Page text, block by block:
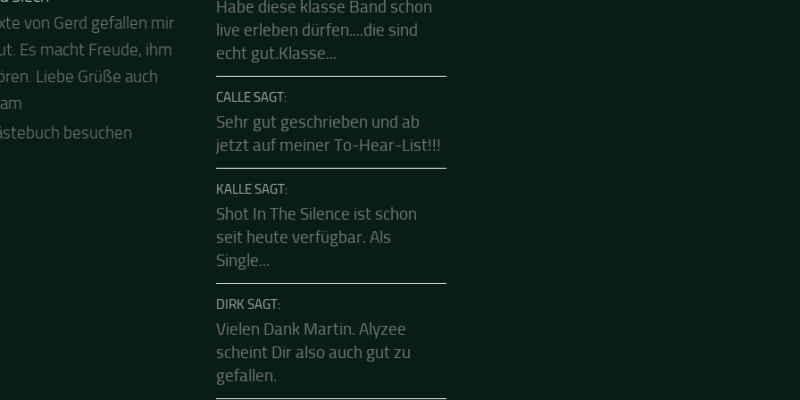
Siech
von Gerd gefallen mir
Es macht Freude, ihm
Abend und auch von uns
besten Dank für die
FRANK SAGT:
Habe diese klasse Band schon
live erleben dürfen....die sind
echt gut.Klasse...
CALLE SAGT:
Sehr gut geschrieben und ab
jetzt auf meiner To-Hear-List!!!
KALLE SAGT:
Shot In The Silence ist schon
seit heute verfügbar. Als
Single...
DIRK SAGT:
Vielen Dank Martin. Alyzee
scheint Dir also auch gut zu